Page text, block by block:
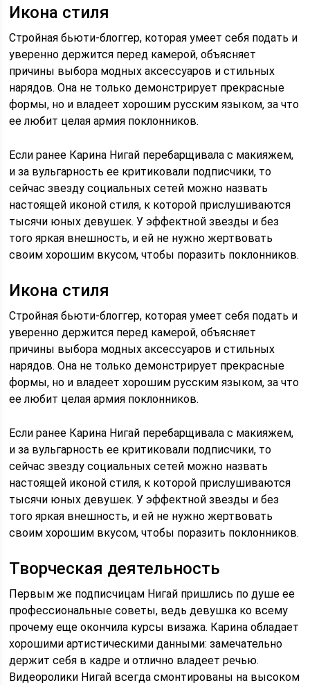
Икона стиля
Стройная бьюти-блоггер, которая умеет себя подать и
уверенно держится перед камерой, объясняет
причины выбора модных аксессуаров и стильных
нарядов. Она не только демонстрирует прекрасные
формы, но и владеет хорошим русским языком, за что
ее любит целая армия поклонников.
Если ранее Карина Нигай перебарщивала с макияжем,
и за вульгарность ее критиковали подписчики, то
сейчас звезду социальных сетей можно назвать
настоящей иконой стиля, к которой прислушиваются
тысячи юных девушек. У эффектной звезды и без
того яркая внешность, и ей не нужно жертвовать
своим хорошим вкусом, чтобы поразить поклонников.
Икона стиля
Стройная бьюти-блоггер, которая умеет себя подать и
уверенно держится перед камерой, объясняет
причины выбора модных аксессуаров и стильных
нарядов. Она не только демонстрирует прекрасные
формы, но и владеет хорошим русским языком, за что
ее любит целая армия поклонников.
Если ранее Карина Нигай перебарщивала с макияжем,
и за вульгарность ее критиковали подписчики, то
сейчас звезду социальных сетей можно назвать
настоящей иконой стиля, к которой прислушиваются
тысячи юных девушек. У эффектной звезды и без
того яркая внешность, и ей не нужно жертвовать
своим хорошим вкусом, чтобы поразить поклонников.
Творческая деятельность
Первым же подписчицам Нигай пришлись по душе ее
профессиональные советы, ведь девушка ко всему
прочему еще окончила курсы визажа. Карина обладает
хорошими артистическими данными: замечательно
держит себя в кадре и отлично владеет речью.
Видеоролики Нигай всегда смонтированы на высоком